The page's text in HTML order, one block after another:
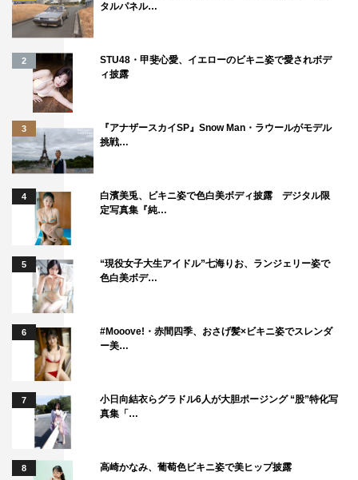
タルパネル…
2
STU48・甲斐心愛、イエローのビキニ姿で愛されボデ
ィ披露
3
『アナザースカイSP』Snow Man・ラウールがモデル
挑戦…
4
白濱美兎、ビキニ姿で色白美ボディ披露 デジタル限
定写真集『純…
5
“現役女子大生アイドル”七海りお、ランジェリー姿で
色白美ボデ…
6
#Mooove!・赤間四季、おさげ髪×ビキニ姿でスレンダ
ー美…
7
小日向結衣らグラドル6人が大胆ポージング “股”特化写
真集「…
8 高崎かなみ、葡萄色ビキニ姿で美ヒップ披露